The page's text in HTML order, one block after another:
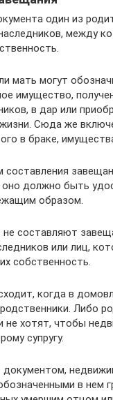
один из
между
мать могут
имущество,
в дар или
Сюда же
в браке,
должно быть
образом.
составляют
или лиц,
собственность.
когда в
Либо
не хотят, чтобы
супругу.
документом,
в нем